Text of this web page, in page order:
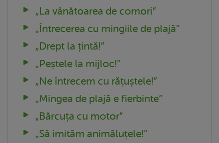
„La vânătoarea de comori”
„Întrecerea cu mingiile de plajă”
„Drept la țintă!”
„Peștele la mijloc!”
„Ne întrecem cu rățuștele!”
„Mingea de plajă e fierbinte”
„Bărcuța cu motor”
„Să imităm animăluțele!”